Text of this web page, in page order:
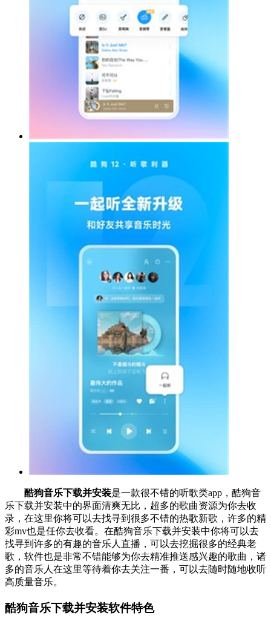
酷狗音乐下载并安装是一款很不错的听歌类app，酷狗音
乐下载并安装中的界面清爽无比，超多的歌曲资源为你去收
录，在这里你将可以去找寻到很多不错的热歌新歌，许多的精
彩mv也是任你去收看。在酷狗音乐下载并安装中你将可以去
找寻到许多的有趣的音乐人直播，可以去挖掘很多的经典老
歌，软件也是非常不错能够为你去精准推送感兴趣的歌曲，诸
多的音乐人在这里等待着你去关注一番，可以去随时随地收听
高质量音乐。
酷狗音乐下载并安装软件特色